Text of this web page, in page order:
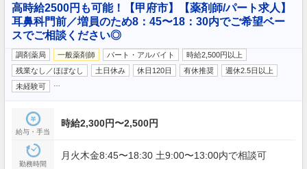
高時給2500円も可能！【甲府市】【薬剤師/パート求人】
耳鼻科門前／増員のため8：45〜18：30内でご希望ベー
スでご相談ください◎
調剤薬局 一般薬剤師 パート・アルバイト
時給2,500円以上
残業なし／ほぼなし
土日休み 休日120日 有休推奨
週休2.5日以上
未経験可
給与・手当
時給2,300円〜2,500円
勤務時間
月火木金8:45〜18:30 土9:00〜13:00内で相談可